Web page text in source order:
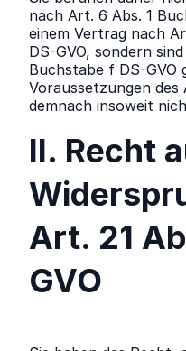
nach Art. 6 Abs. 1
einem Vertrag nach
DS-GVO, sondern
Buchstabe f DS-
Voraussetzungen des
demnach insoweit
II. Recht
Art. 21
GVO